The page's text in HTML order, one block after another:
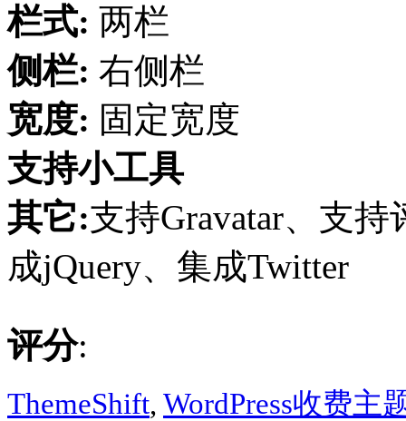
栏式: 两栏
侧栏: 右侧栏
宽度: 固定宽度
支持小工具
其它:支持Gravatar、支
成jQuery、集成Twitter
评分:
ThemeShift, WordPress收费主